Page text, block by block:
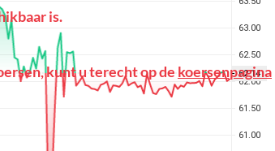
is.
kunt u terecht op de koersenpagina